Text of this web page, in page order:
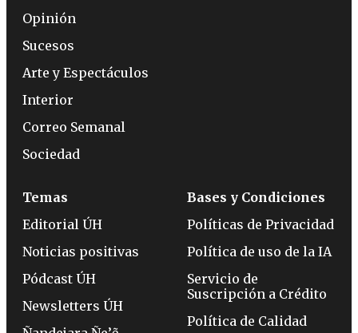
Opinión
Sucesos
Arte y Espectáculos
Interior
Correo Semanal
Sociedad
Temas
Editorial ÚH
Noticias positivas
Pódcast ÚH
Newsletters ÚH
Bases y Condiciones
Políticas de Privacidad
Política de uso de la IA
Servicio de
Suscripción a Crédito
Política de Calidad